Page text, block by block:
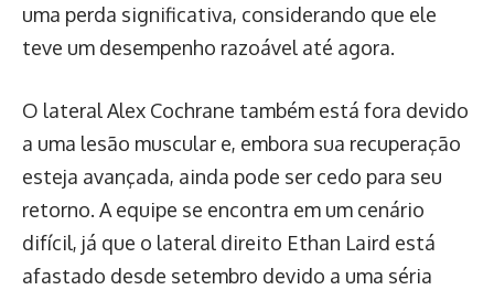
uma perda significativa, considerando que ele
teve um desempenho razoável até agora.
O lateral Alex Cochrane também está fora devido
a uma lesão muscular e, embora sua recuperação
esteja avançada, ainda pode ser cedo para seu
retorno. A equipe se encontra em um cenário
difícil, já que o lateral direito Ethan Laird está
afastado desde setembro devido a uma séria